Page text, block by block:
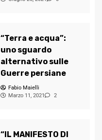
“Terra e acqua”:
uno sguardo
alternativo sulle
Guerre persiane
Fabio Maielli
Marzo 11, 2021
2
“IL MANIFESTO DI